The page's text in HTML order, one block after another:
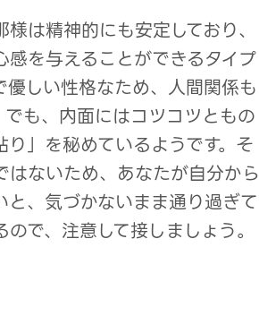
は精神的にも安定しており、
感を与えることができるタイプ
しい性格なため、人間関係も
も、内面にはコツコツともの
」を秘めているようです。そ
はないため、あなたが自分から
と、気づかないまま通り過ぎて
で、注意して接しましょう。